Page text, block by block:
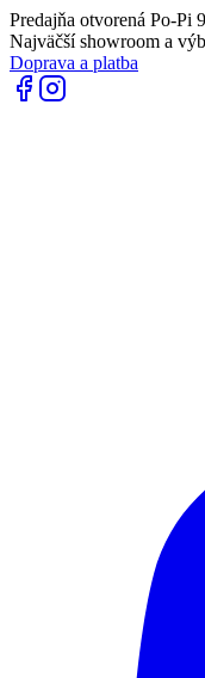
Predajňa otvorená Po-Pi
Najväčší showroom a
Doprava a platba